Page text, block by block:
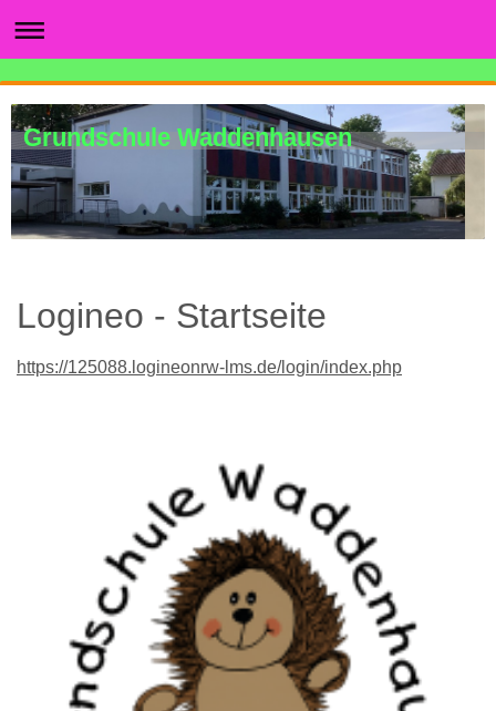
Grundschule Waddenhausen
Logineo - Startseite
https://125088.logineonrw-lms.de/login/index.php